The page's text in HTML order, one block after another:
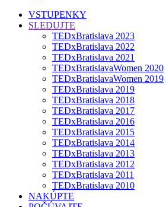
VSTUPENKY
SLEDUJTE
TEDxBratislava 2023
TEDxBratislava 2022
TEDxBratislava 2021
TEDxBratislavaWomen 2020
TEDxBratislavaWomen 2019
TEDxBratislava 2019
TEDxBratislava 2018
TEDxBratislava 2017
TEDxBratislava 2016
TEDxBratislava 2015
TEDxBratislava 2014
TEDxBratislava 2013
TEDxBratislava 2012
TEDxBratislava 2011
TEDxBratislava 2010
NAKÚPTE